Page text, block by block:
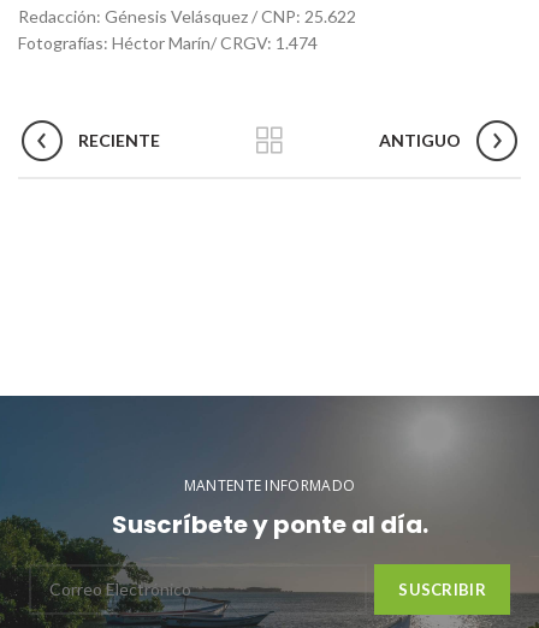
Redacción: Génesis Velásquez / CNP: 25.622
Fotografías: Héctor Marín/ CRGV: 1.474
RECIENTE ANTIGUO
MANTENTE INFORMADO
Suscríbete y ponte al día.